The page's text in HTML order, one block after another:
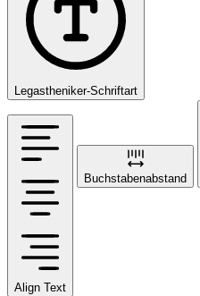
Legastheniker-Schriftart
Align Text
Buchstabenabstand